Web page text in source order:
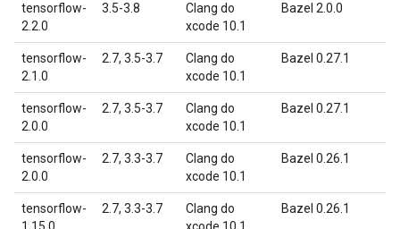
tensorflow-
2.2.0
3.5-3.8
Clang do
xcode 10.1
Bazel 2.0.0
tensorflow-
2.1.0
2.7, 3.5-3.7
Clang do
xcode 10.1
Bazel 0.27.1
tensorflow-
2.0.0
2.7, 3.5-3.7
Clang do
xcode 10.1
Bazel 0.27.1
tensorflow-
2.0.0
2.7, 3.3-3.7
Clang do
xcode 10.1
Bazel 0.26.1
tensorflow-
2.7, 3.3-3.7
Clang do
Bazel 0.26.1